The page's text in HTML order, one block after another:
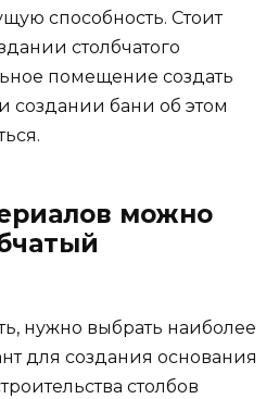
способность. Стоит
столбчатого
помещение создать
создании бани об этом
можно
нужно выбрать наиболее
для создания основания
столбов